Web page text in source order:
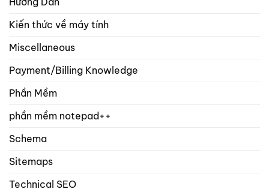
Kiến thức về máy tính
Miscellaneous
Payment/Billing Knowledge
Phần Mềm
phần mềm notepad++
Schema
Sitemaps
Technical SEO